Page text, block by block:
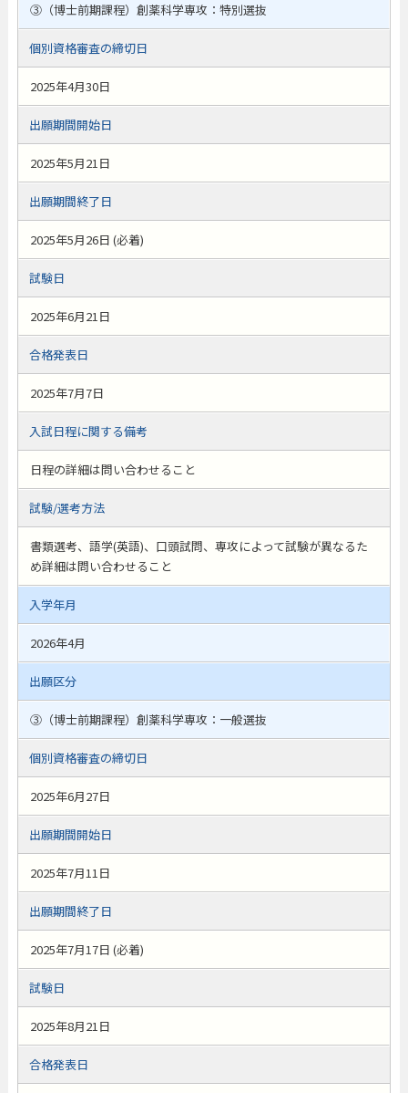
③（博士前期課程）創薬科学専攻：特別選抜
個別資格審査の締切日
2025年4月30日
出願期間開始日
2025年5月21日
出願期間終了日
2025年5月26日 (必着)
試験日
2025年6月21日
合格発表日
2025年7月7日
入試日程に関する備考
日程の詳細は問い合わせること
試験/選考方法
書類選考、語学(英語)、口頭試問、専攻によって試験が異なるた
め詳細は問い合わせること
入学年月
2026年4月
出願区分
③（博士前期課程）創薬科学専攻：一般選抜
個別資格審査の締切日
2025年6月27日
出願期間開始日
2025年7月11日
出願期間終了日
2025年7月17日 (必着)
試験日
2025年8月21日
合格発表日